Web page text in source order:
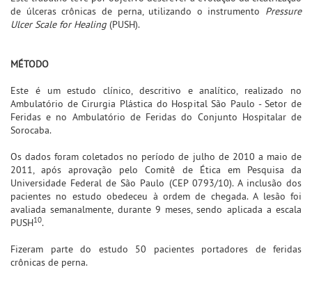
de úlceras crônicas de perna, utilizando o instrumento Pressure
Ulcer Scale for Healing (PUSH).
MÉTODO
Este é um estudo clínico, descritivo e analítico, realizado no
Ambulatório de Cirurgia Plástica do Hospital São Paulo - Setor de
Feridas e no Ambulatório de Feridas do Conjunto Hospitalar de
Sorocaba.
Os dados foram coletados no período de julho de 2010 a maio de
2011, após aprovação pelo Comitê de Ética em Pesquisa da
Universidade Federal de São Paulo (CEP 0793/10). A inclusão dos
pacientes no estudo obedeceu à ordem de chegada. A lesão foi
avaliada semanalmente, durante 9 meses, sendo aplicada a escala
PUSH10.
Fizeram parte do estudo 50 pacientes portadores de feridas
crônicas de perna.